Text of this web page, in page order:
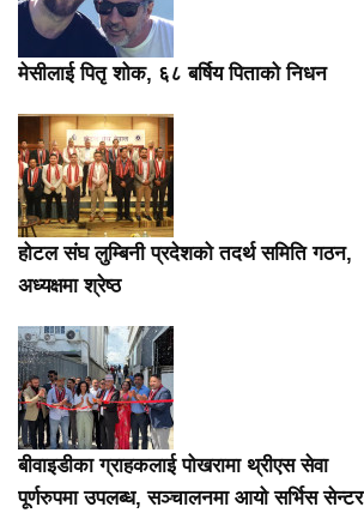
मेसीलाई पितृ शोक, ६८ बर्षिय पिताको निधन
होटल संघ लुम्बिनी प्रदेशको तदर्थ समिति गठन,
अध्यक्षमा श्रेष्ठ
बीवाइडीका ग्राहकलाई पोखरामा थ्रीएस सेवा
पूर्णरुपमा उपलब्ध, सञ्चालनमा आयो सर्भिस सेन्टर